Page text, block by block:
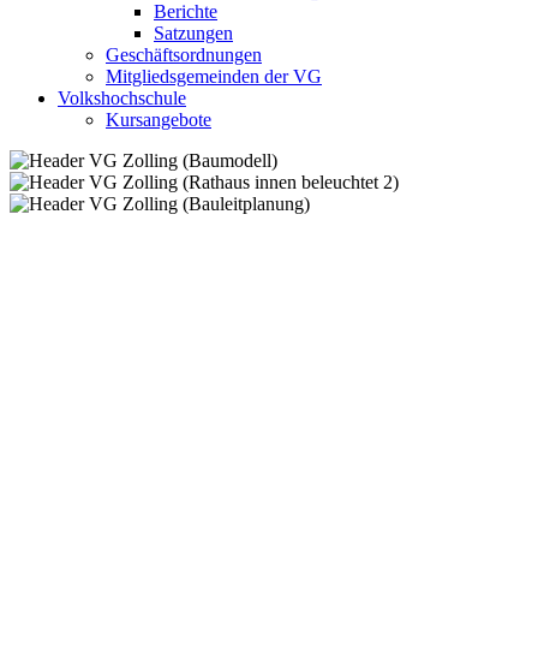
Berichte
Satzungen
Geschäftsordnungen
Mitgliedsgemeinden der VG
Volkshochschule
Kursangebote